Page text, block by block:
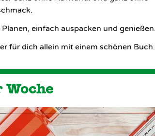
Planen, einfach auspacken und
für dich allein mit einem schönen Buch.